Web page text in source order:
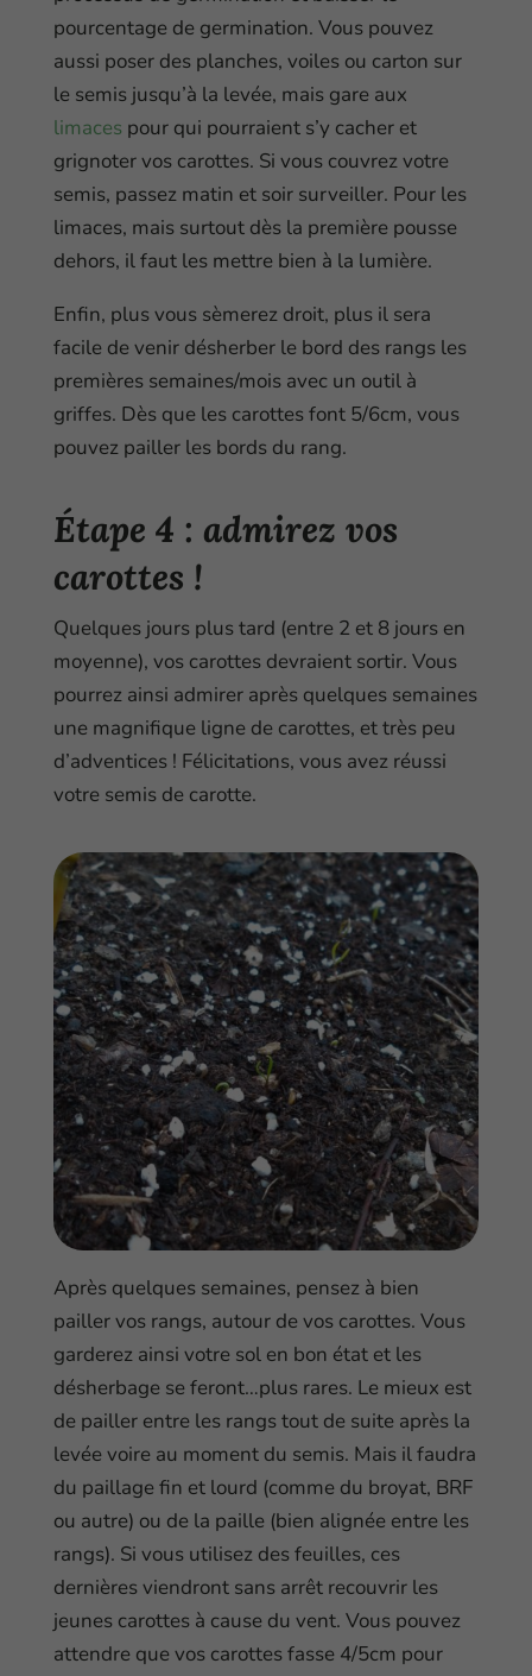
pourcentage de germination. Vous pouvez
aussi poser des planches, voiles ou carton sur
le semis jusqu’à la levée, mais gare aux
limaces pour qui pourraient s’y cacher et
grignoter vos carottes. Si vous couvrez votre
semis, passez matin et soir surveiller. Pour les
limaces, mais surtout dès la première pousse
dehors, il faut les mettre bien à la lumière.
Enfin, plus vous sèmerez droit, plus il sera
facile de venir désherber le bord des rangs les
premières semaines/mois avec un outil à
griffes. Dès que les carottes font 5/6cm, vous
pouvez pailler les bords du rang.
Étape 4 : admirez vos
carottes !
Quelques jours plus tard (entre 2 et 8 jours en
moyenne), vos carottes devraient sortir. Vous
pourrez ainsi admirer après quelques semaines
une magnifique ligne de carottes, et très peu
d’adventices ! Félicitations, vous avez réussi
votre semis de carotte.
Après quelques semaines, pensez à bien
pailler vos rangs, autour de vos carottes. Vous
garderez ainsi votre sol en bon état et les
désherbage se feront…plus rares. Le mieux est
de pailler entre les rangs tout de suite après la
levée voire au moment du semis. Mais il faudra
du paillage fin et lourd (comme du broyat, BRF
ou autre) ou de la paille (bien alignée entre les
rangs). Si vous utilisez des feuilles, ces
dernières viendront sans arrêt recouvrir les
jeunes carottes à cause du vent. Vous pouvez
attendre que vos carottes fasse 4/5cm pour